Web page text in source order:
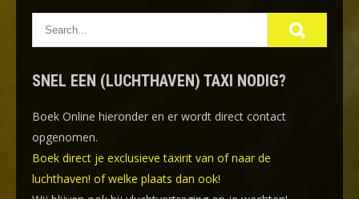
SNEL EEN (LUCHTHAVEN) TAXI NODIG?
Boek Online hieronder en er wordt direct contact
opgenomen.
Boek direct je exclusieve taxirit van of naar de
luchthaven! of welke plaats dan ook!